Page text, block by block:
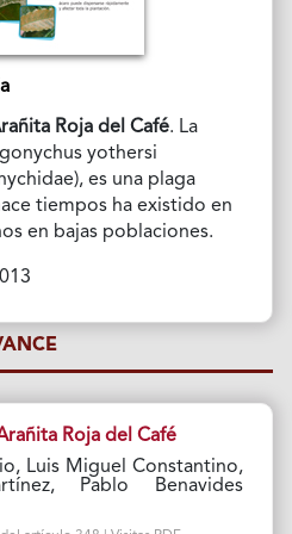
Roja del Café. La
yothersi
es una plaga
tiempos ha existido en
en bajas poblaciones.
Roja del Café
Luis Miguel Constantino,
Pablo Benavides